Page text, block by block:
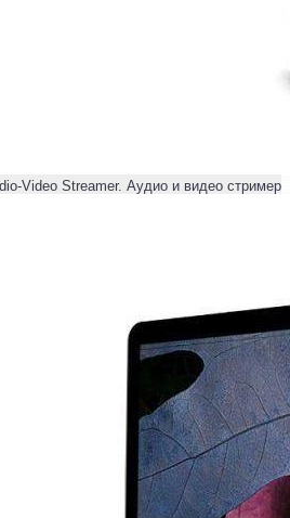
Video Streamer. Аудио и видео стример